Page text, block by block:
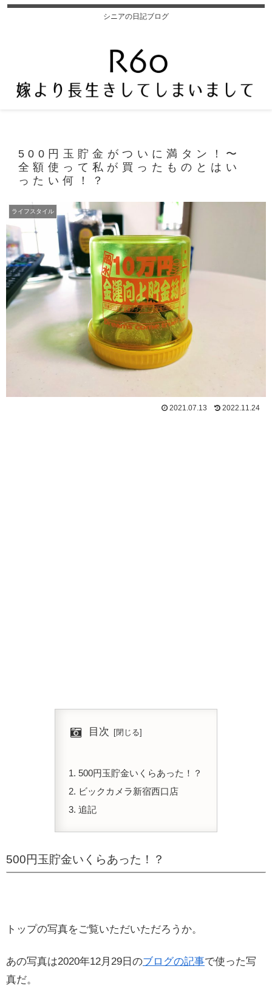
シニアの日記ブログ
500円玉貯金がついに満タン！〜
全額使って私が買ったものとはい
ったい何！？
ライフスタイル
2021.07.13 2022.11.24
目次
500円玉貯金いくらあった！？
ビックカメラ新宿西口店
追記
500円玉貯金いくらあった！？
トップの写真をご覧いただいただろうか。
あの写真は2020年12月29日のブログの記事で使った写
真だ。